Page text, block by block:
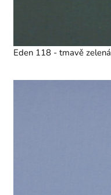
Eden 118 - tmavě zelená